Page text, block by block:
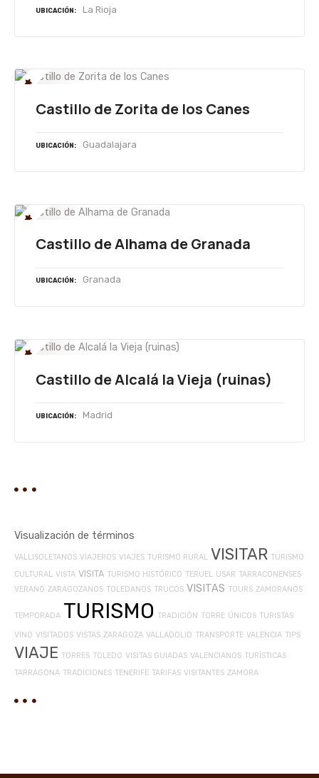
UBICACIÓN La Rioja
Castillo de Zorita de los Canes
UBICACIÓN Guadalajara
Castillo de Alhama de Granada
UBICACIÓN Granada
Castillo de Alcalá la Vieja (ruinas)
UBICACIÓN Madrid
Visualización de términos
VALLISOLETANOS VIAJEROS VIAJES TURISMO RURAL VISITAR TURISMO
CULTURAL VISTA VISITA TURISMO HISTÓRICO TERUEL USAR TARRACONENSES
VERANO ZARAGOZANOS TOLEDANOS TRUCOS VISITAS TOURS ZAMORANOS
TEMPORADA TURISMO TRADICIÓN TORRE ÚNICOS TURISTAS
VINO VISITADOS VISTAS ZARAGOZA VALLADOLID TRANSPORTE VALENCIA TIPS
VIAJE TORRES TOLEDO VISITAS GUIADAS VALENCIANOS TURÍSTICAS
TARRAGONA TRADICIONES TENERIFE TARIFAS VISITANTES ZAMORA